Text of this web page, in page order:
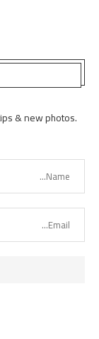
& new photos.